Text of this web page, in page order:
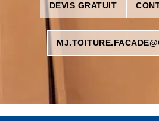
DEVIS GRATUIT